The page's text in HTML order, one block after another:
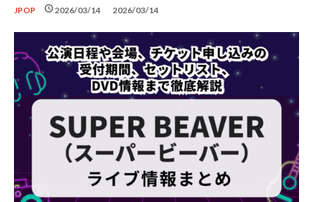
JPOP schedule 2026/03/14
schedule 2026/03/14